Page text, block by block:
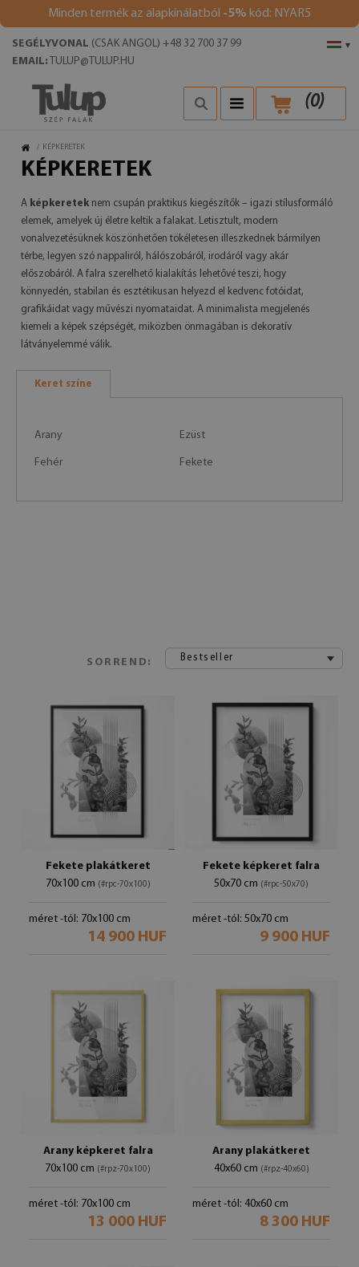
Minden termék az alapkínálatból -5% kód: NYAR5
▾
SEGÉLYVONAL (CSAK ANGOL) +48 32 700 37 99
EMAIL: TULUP@TULUP.HU
(0)
/ KÉPKERETEK
KÉPKERETEK
A képkeretek nem csupán praktikus kiegészítők – igazi stílusformáló
elemek, amelyek új életre keltik a falakat. Letisztult, modern
vonalvezetésüknek köszönhetően tökéletesen illeszkednek bármilyen
térbe, legyen szó nappaliról, hálószobáról, irodáról vagy akár
előszobáról. A falra szerelhető kialakítás lehetővé teszi, hogy
könnyedén, stabilan és esztétikusan helyezd el kedvenc fotóidat,
grafikáidat vagy művészi nyomataidat. A minimalista megjelenés
kiemeli a képek szépségét, miközben önmagában is dekoratív
látványelemmé válik.
Keret színe
Arany Ezüst
Fehér Fekete
SORREND: Bestseller
Fekete plakátkeret
70x100 cm (#rpc-70x100)
méret -tól: 70x100 cm
14 900 HUF
Fekete képkeret falra
50x70 cm (#rpc-50x70)
méret -tól: 50x70 cm
9 900 HUF
Arany képkeret falra
70x100 cm (#rpz-70x100)
méret -tól: 70x100 cm
13 000 HUF
Arany plakátkeret
40x60 cm (#rpz-40x60)
méret -tól: 40x60 cm
8 300 HUF